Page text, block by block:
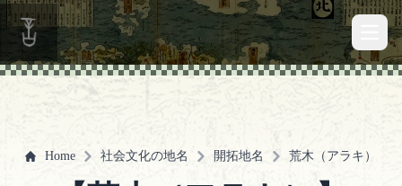
Home 社会文化の地名 開拓地名 荒木（アラキ）